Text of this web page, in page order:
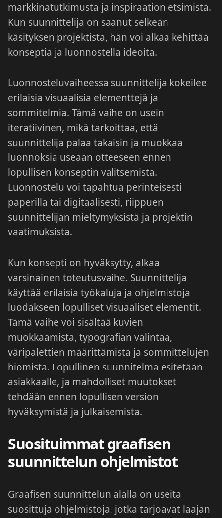
markkinatutkimusta ja inspiraation etsimistä.
Kun suunnittelija on saanut selkeän
käsityksen projektista, hän voi alkaa kehittää
konseptia ja luonnostella ideoita.
Luonnosteluvaiheessa suunnittelija kokeilee
erilaisia visuaalisia elementtejä ja
sommitelmia. Tämä vaihe on usein
iteratiivinen, mikä tarkoittaa, että
suunnittelija palaa takaisin ja muokkaa
luonnoksia useaan otteeseen ennen
lopullisen konseptin valitsemista.
Luonnostelu voi tapahtua perinteisesti
paperilla tai digitaalisesti, riippuen
suunnittelijan mieltymyksistä ja projektin
vaatimuksista.
Kun konsepti on hyväksytty, alkaa
varsinainen toteutusvaihe. Suunnittelija
käyttää erilaisia työkaluja ja ohjelmistoja
luodakseen lopulliset visuaaliset elementit.
Tämä vaihe voi sisältää kuvien
muokkaamista, typografian valintaa,
väripalettien määrittämistä ja sommittelujen
hiomista. Lopullinen suunnitelma esitetään
asiakkaalle, ja mahdolliset muutokset
tehdään ennen lopullisen version
hyväksymistä ja julkaisemista.
Suosituimmat graafisen
suunnittelun ohjelmistot
Graafisen suunnittelun alalla on useita
suosittuja ohjelmistoja, jotka tarjoavat laajan